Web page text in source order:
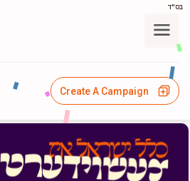
בס"ד
Create A Campaign